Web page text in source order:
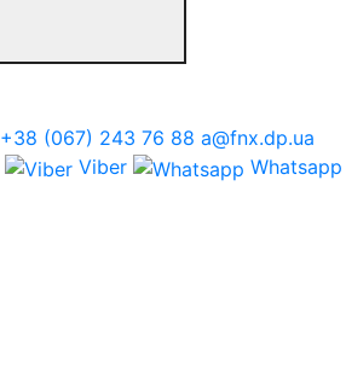
+38 (067) 243 76 88 a@fnx.dp.ua
Viber Whatsapp